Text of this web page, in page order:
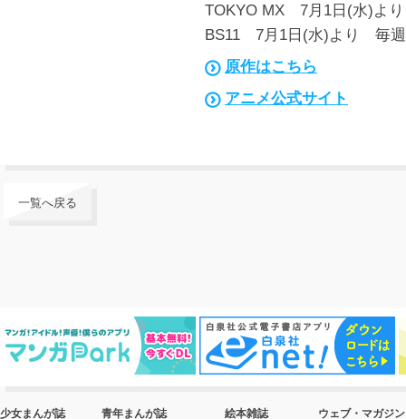
TOKYO MX 7月1日(水)よ
BS11 7月1日(水)より 毎
原作はこちら
アニメ公式サイト
一覧へ戻る
少女まんが誌 青年まんが誌 絵本雑誌 ウェブ・マガジン